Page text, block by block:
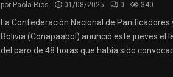
por Paola Rios 01/08/2025 0 340
La Confederación Nacional de
Bolivia (Conapaabol) anunció este jueves el
del paro de 48 horas que había sido